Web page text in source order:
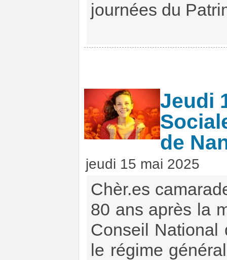
journées du
Jeudi
de
jeudi 15 mai 2025
Chèr.es
80 ans après la
Conseil National
le régime